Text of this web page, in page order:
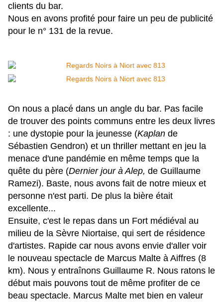
clients du bar.
Nous en avons profité pour faire un peu de publicité
pour le n° 131 de la revue.
On nous a placé dans un angle du bar. Pas facile
de trouver des points communs entre les deux livres
: une dystopie pour la jeunesse (Kaplan de
Sébastien Gendron) et un thriller mettant en jeu la
menace d'une pandémie en même temps que la
quête du père (Dernier jour à Alep, de Guillaume
Ramezi). Baste, nous avons fait de notre mieux et
personne n'est parti. De plus la bière était
excellente...
Ensuite, c'est le repas dans un Fort médiéval au
milieu de la Sèvre Niortaise, qui sert de résidence
d'artistes. Rapide car nous avons envie d'aller voir
le nouveau spectacle de Marcus Malte à Aiffres (8
km). Nous y entraînons Guillaume R. Nous ratons le
début mais pouvons tout de même profiter de ce
beau spectacle. Marcus Malte met bien en valeur